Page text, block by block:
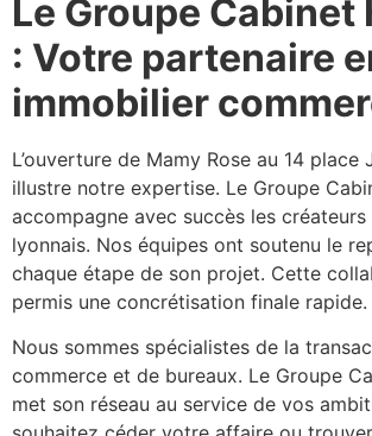
Le Groupe Cabinet
: Votre partenaire
immobilier
L’ouverture de Mamy Rose au 14 place
illustre notre expertise. Le Groupe
accompagne avec succès les
lyonnais. Nos équipes ont soutenu le
chaque étape de son projet. Cette
permis une concrétisation finale rapide.
Nous sommes spécialistes de la
commerce et de bureaux. Le Groupe
met son réseau au service de vos